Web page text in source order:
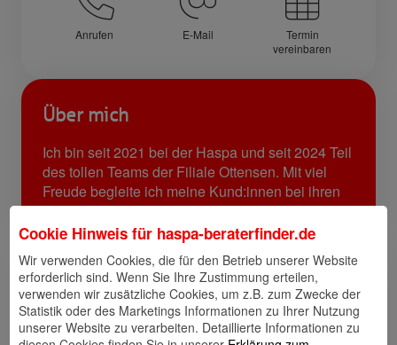
Anrufen E-Mail
Termin
vereinbaren
Über mich
Ich bin seit 2021 bei der Haspa und seit 2024 Teil
des tollen Teams der Filiale Ottensen. Mit viel
Freude begleite ich meine Kund:innen bei ihren
finanziellen Zielen.
Links
Cookie Hinweis für haspa-beraterfinder.de
Wir verwenden Cookies, die für den Betrieb unserer Website
erforderlich sind. Wenn Sie Ihre Zustimmung erteilen,
verwenden wir zusätzliche Cookies, um z.B. zum Zwecke der
Statistik oder des Marketings Informationen zu Ihrer Nutzung
unserer Website zu verarbeiten. Detaillierte Informationen zu